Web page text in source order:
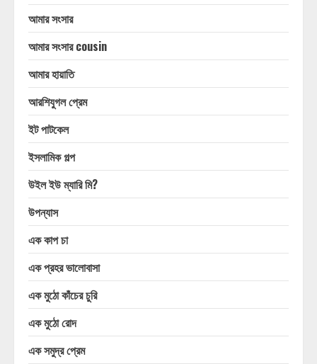
আমার সংসার
আমার সংসার cousin
আমার হায়াতি
আরশিযুগল প্রেম
ইট পাটকেল
ইসলামিক গল্প
উইল ইউ ম্যারি মি?
উপন্যাস
এক কাপ চা
এক প্রহর ভালোবাসা
এক মুঠো কাঁচের চুরি
এক মুঠো রোদ
এক সমুদ্র প্রেম